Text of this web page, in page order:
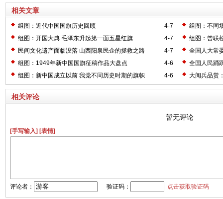
相关文章
4-7
组图：近代中国国旗历史回顾
组图：不同
4-7
组图：开国大典 毛泽东升起第一面五星红旗
组图：曾联
4-7
民间文化遗产面临没落 山西阳泉民企的拯救之路
全国人大常
4-6
组图：1949年新中国国旗征稿作品大盘点
全国人民踊
4-6
组图：新中国成立以前 我党不同历史时期的旗帜 大阅兵品赏
相关评论
暂无评论
[手写输入] [表情]
评论者： 验证码： 点击获取验证码